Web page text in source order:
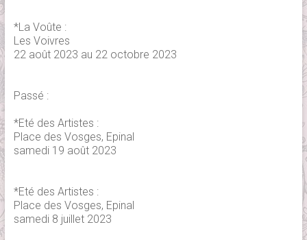
*La Voûte :
Les Voivres
22 août 2023 au 22 octobre 2023
Passé :
*Eté des Artistes :
Place des Vosges, Epinal
samedi 19 août 2023
*Eté des Artistes :
Place des Vosges, Epinal
samedi 8 juillet 2023